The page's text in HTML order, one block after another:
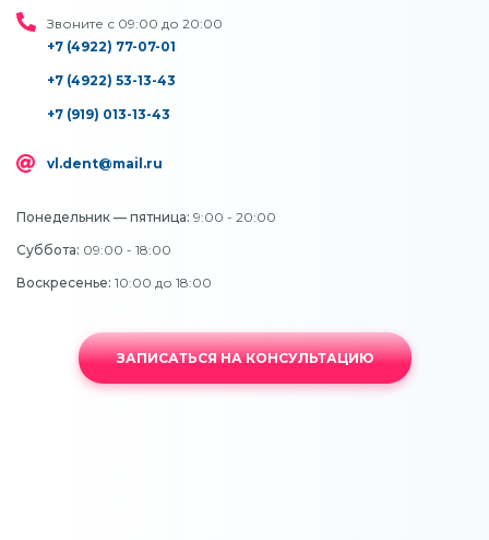
Звоните с 09:00 до 20:00
+7 (4922) 77-07-01
+7 (4922) 53-13-43
+7 (919) 013-13-43
vl.dent@mail.ru
Понедельник — пятница: 9:00 - 20:00
Суббота: 09:00 - 18:00
Воскресенье: 10:00 до 18:00
ЗАПИСАТЬСЯ НА КОНСУЛЬТАЦИЮ